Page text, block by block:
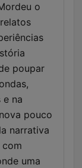
o
poupar
e na
pouco
narrativa
uma